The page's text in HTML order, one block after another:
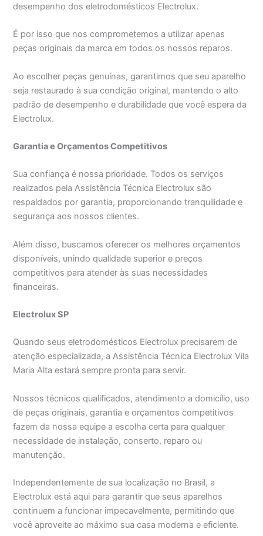
desempenho dos eletrodomésticos Electrolux.
É por isso que nos comprometemos a utilizar apenas
peças originais da marca em todos os nossos reparos.
Ao escolher peças genuínas, garantimos que seu aparelho
seja restaurado à sua condição original, mantendo o alto
padrão de desempenho e durabilidade que você espera da
Electrolux.
Garantia e Orçamentos Competitivos
Sua confiança é nossa prioridade. Todos os serviços
realizados pela Assistência Técnica Electrolux são
respaldados por garantia, proporcionando tranquilidade e
segurança aos nossos clientes.
Além disso, buscamos oferecer os melhores orçamentos
disponíveis, unindo qualidade superior e preços
competitivos para atender às suas necessidades
financeiras.
Electrolux SP
Quando seus eletrodomésticos Electrolux precisarem de
atenção especializada, a Assistência Técnica Electrolux Vila
Maria Alta estará sempre pronta para servir.
Nossos técnicos qualificados, atendimento a domicílio, uso
de peças originais, garantia e orçamentos competitivos
fazem da nossa equipe a escolha certa para qualquer
necessidade de instalação, conserto, reparo ou
manutenção.
Independentemente de sua localização no Brasil, a
Electrolux está aqui para garantir que seus aparelhos
continuem a funcionar impecavelmente, permitindo que
você aproveite ao máximo sua casa moderna e eficiente.